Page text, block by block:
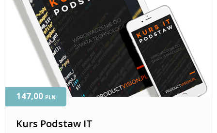
Kurs Podstaw IT
147,00 PLN